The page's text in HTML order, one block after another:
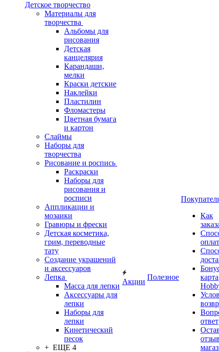
Детское творчество
Материалы для
творчества
Альбомы для
рисования
Детская
канцелярия
Карандаши,
мелки
Краски детские
Наклейки
Пластилин
Фломастеры
Цветная бумага
и картон
Слаймы
Наборы для
творчества
Рисование и роспись
Раскраски
Наборы для
рисования и
росписи
Аппликации и
мозаики
Гравюры и фрески
Детская косметика,
грим, переводные
тату
Создание украшений
и аксессуаров
Лепка
Масса для лепки
Аксессуары для
лепки
Наборы для
лепки
Кинетический
песок
+ ЕЩЕ 4
Акции
Полезное
Как
карта
ответ